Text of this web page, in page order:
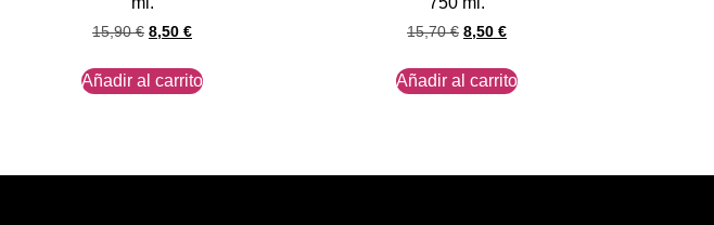
15,90€ 8,50 €
Añadir al carrito
15,70€ 8,50 €
Añadir al carrito